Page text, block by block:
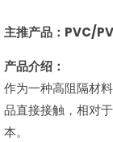
主推产品：PVC/
产品介绍：
作为一种高阻隔材
品直接接触，相对
本。